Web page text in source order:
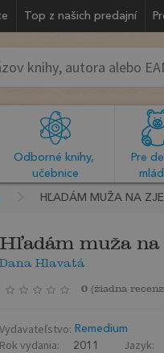
Top z našich predajní
Odborné knihy,
učebnice
Pre
HĽADÁM MUŽA NA
Hľadám muža
Dana Hlavatá
0 (žiadna
Vydavateľstvo: Remedium
Rok vydania: 2011 Jazyk: